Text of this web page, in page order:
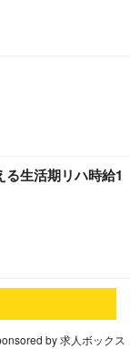
生活期リハ時給1
by 求人ボックス